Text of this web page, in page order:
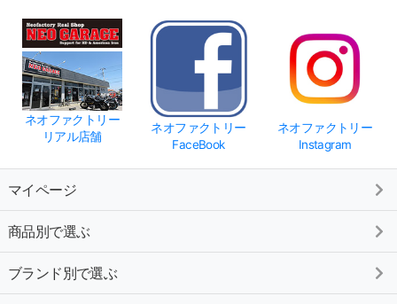
ネオファクトリー
リアル店舗
ネオファクトリー
FaceBook
ネオファクトリー
Instagram
マイページ
商品別で選ぶ
ブランド別で選ぶ